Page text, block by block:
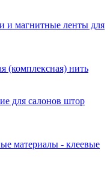
и магнитные ленты для
(комплексная) нить
для салонов штор
материалы - клеевые